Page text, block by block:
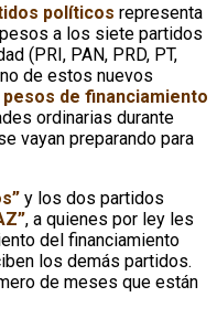
políticos representa
a los siete partidos
(PRI, PAN, PRD, PT,
de estos nuevos
de financiamiento
ordinarias durante
vayan preparando para
y los dos partidos
, a quienes por ley les
del financiamiento
los demás partidos.
de meses que están